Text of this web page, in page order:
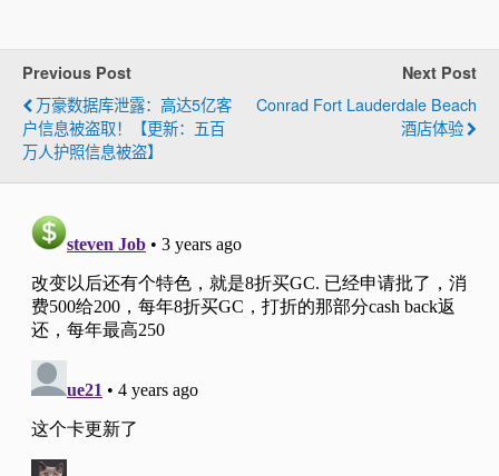
Previous Post
万豪数据库泄露：高达5亿客
户信息被盗取！【更新：五百
万人护照信息被盗】
Next Post
Conrad Fort Lauderdale Beach
酒店体验